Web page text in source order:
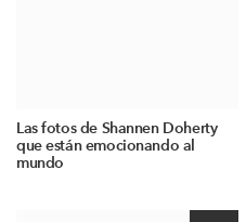
Las fotos de Shannen Doherty
que están emocionando al
mundo